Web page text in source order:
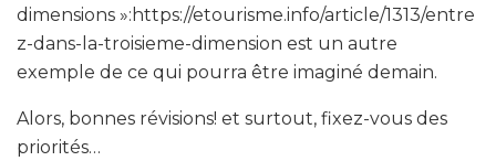
dimensions »:https://etourisme.info/article/1313/entre
z-dans-la-troisieme-dimension est un autre
exemple de ce qui pourra être imaginé demain.
Alors, bonnes révisions! et surtout, fixez-vous des
priorités…